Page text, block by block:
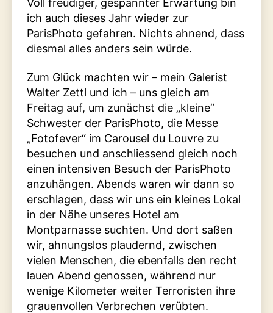
Voll freudiger, gespannter Erwartung bin
ich auch dieses Jahr wieder zur
ParisPhoto gefahren. Nichts ahnend, dass
diesmal alles anders sein würde.
Zum Glück machten wir – mein Galerist
Walter Zettl und ich – uns gleich am
Freitag auf, um zunächst die „kleine“
Schwester der ParisPhoto, die Messe
„Fotofever“ im Carousel du Louvre zu
besuchen und anschliessend gleich noch
einen intensiven Besuch der ParisPhoto
anzuhängen. Abends waren wir dann so
erschlagen, dass wir uns ein kleines Lokal
in der Nähe unseres Hotel am
Montparnasse suchten. Und dort saßen
wir, ahnungslos plaudernd, zwischen
vielen Menschen, die ebenfalls den recht
lauen Abend genossen, während nur
wenige Kilometer weiter Terroristen ihre
grauenvollen Verbrechen verübten.